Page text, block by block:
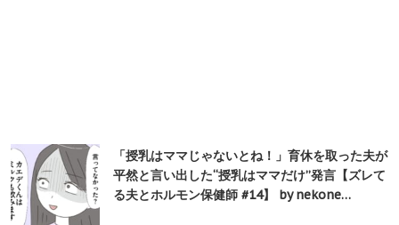
「授乳はママじゃないとね！」育休を取った夫が
平然と言い出した“授乳はママだけ”発言【ズレて
る夫とホルモン保健師 #14】 by nekone…